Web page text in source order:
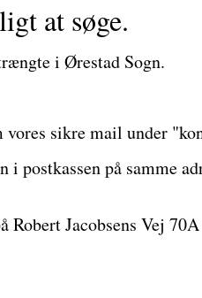
at søge.
i Ørestad Sogn.
vores sikre mail under
på samme
Robert Jacobsens Vej